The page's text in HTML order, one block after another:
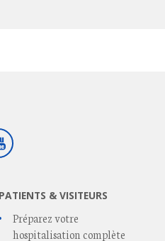
Youtube
PATIENTS & VISITEURS
Préparez votre
hospitalisation complète